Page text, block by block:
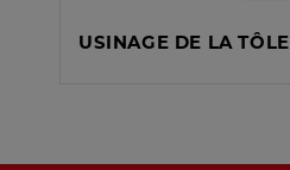
USINAGE DE LA TÔLE